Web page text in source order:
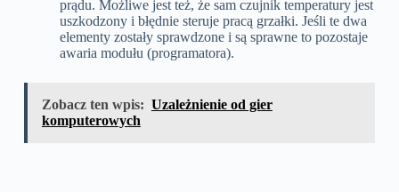
prądu. Możliwe jest też, że sam czujnik temperatury jest
uszkodzony i błędnie steruje pracą grzałki. Jeśli te dwa
elementy zostały sprawdzone i są sprawne to pozostaje
awaria modułu (programatora).
Zobacz ten wpis: Uzależnienie od gier
komputerowych